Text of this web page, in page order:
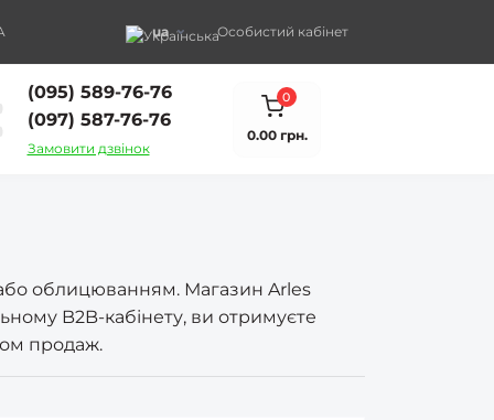
ua Особистий кабінет
(095) 589-76-76
(097) 587-76-76
Замовити дзвінок
0
0.00 грн.
облицюванням. Магазин Arles
B2B-кабінету, ви отримуєте
продаж.